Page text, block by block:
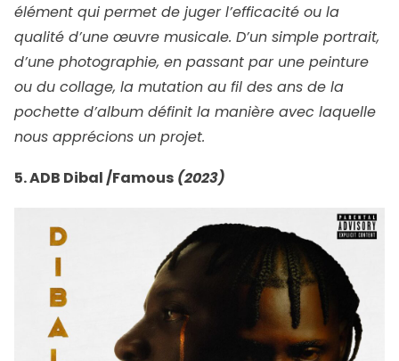
élément qui permet de juger l’efficacité ou la
qualité d’une œuvre musicale. D’un simple portrait,
d’une photographie, en passant par une peinture
ou du collage, la mutation au fil des ans de la
pochette d’album définit la manière avec laquelle
nous apprécions un projet.
5. ADB Dibal /Famous (2023)